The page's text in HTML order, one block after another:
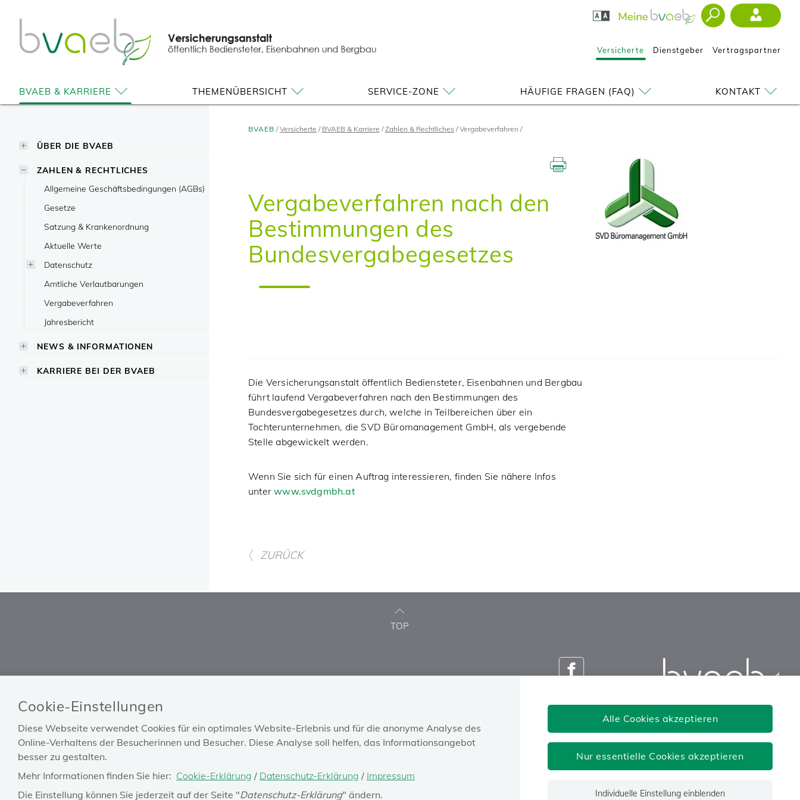
Cookie-Einstellungen
Diese Webseite verwendet Cookies für ein optimales Website-Erlebnis und für die anonyme Analyse des
Online-Verhaltens der Besucherinnen und Besucher. Diese Analyse soll helfen, das Informationsangebot
besser zu gestalten.
Mehr Informationen finden Sie hier: Cookie-Erklärung / Datenschutz-Erklärung / Impressum
Die Einstellung können Sie jederzeit auf der Seite "Datenschutz-Erklärung" ändern.
Alle Cookies akzeptieren
Nur essentielle Cookies akzeptieren
Individuelle Einstellung einblenden
springen
Versicherte Dienstgeber Vertragspartner
BVAEB & KARRIERE THEMENÜBERSICHT SERVICE-ZONE HÄUFIGE FRAGEN (FAQ) KONTAKT
ÜBER DIE BVAEB
ZAHLEN & RECHTLICHES
Allgemeine Geschäftsbedingungen (AGBs)
Gesetze
Satzung & Krankenordnung
Aktuelle Werte
Datenschutz
Amtliche Verlautbarungen
Vergabeverfahren
Jahresbericht
NEWS & INFORMATIONEN
KARRIERE BEI DER BVAEB
BVAEB Versicherte BVAEB & Karriere Zahlen & Rechtliches Vergabeverfahren
Vergabeverfahren nach den
Bestimmungen des
Bundesvergabegesetzes
Die Versicherungsanstalt öffentlich Bediensteter, Eisenbahnen und Bergbau
führt laufend Vergabeverfahren nach den Bestimmungen des
Bundesvergabegesetzes durch, welche in Teilbereichen über ein
Tochterunternehmen, die SVD Büromanagement GmbH, als vergebende
Stelle abgewickelt werden.
Wenn Sie sich für einen Auftrag interessieren, finden Sie nähere Infos
unterwww.svdgmbh.at
ZURÜCK
TOP
Versicherungsanstalt öffentlich
Bediensteter, Eisenbahnen und
Bergbau
Josefstädter Straße 80, 1080 Wien
postoffice@bvaeb.at
Impressum
Barrierefreiheitserklärung
Datenschutz
Hinweisgebungssystem
Zahlen & Rechtliches
FAQ
Technische Unterstützung
Austrian social security
Ombudsstelle
Feedback zur Website